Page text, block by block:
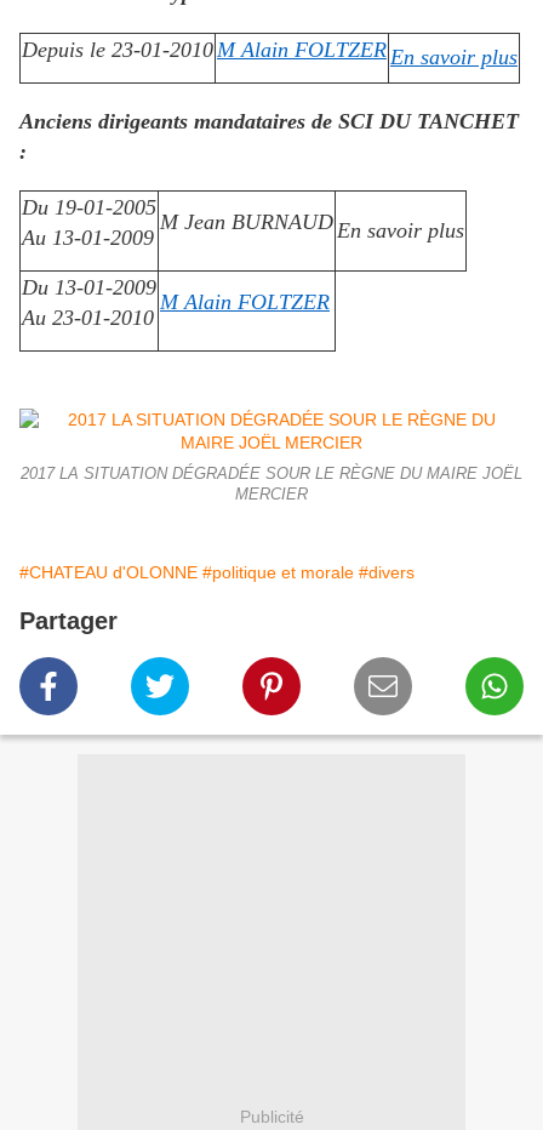
Depuis le 23-01-2010 M Alain FOLTZER En savoir plus
Anciens dirigeants mandataires de SCI DU TANCHET
:
Du 19-01-2005
Au 13-01-2009
M Jean BURNAUD En savoir plus
Du 13-01-2009
Au 23-01-2010
M Alain FOLTZER
2017 LA SITUATION DÉGRADÉE SOUR LE RÈGNE DU MAIRE JOËL
MERCIER
#CHATEAU d'OLONNE #politique et morale #divers
Partager
Publicité